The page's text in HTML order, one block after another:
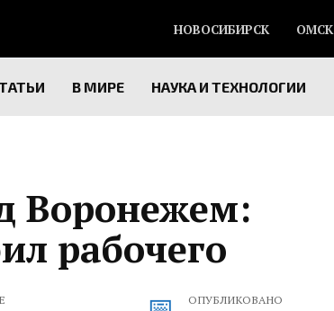
НОВОСИБИРСК ОМСК
В МИРЕ НАУКА И ТЕХНОЛОГИИ
Воронежем:
рабочего
ОПУБЛИКОВАНО